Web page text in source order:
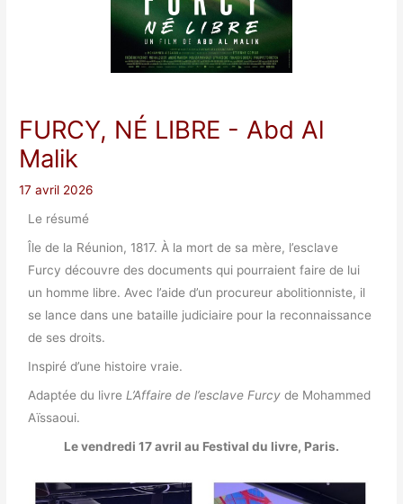
FURCY, NÉ LIBRE - Abd Al
Malik
17 avril 2026
Le résumé
Île de la Réunion, 1817. À la mort de sa mère, l’esclave
Furcy découvre des documents qui pourraient faire de lui
un homme libre. Avec l’aide d’un procureur abolitionniste, il
se lance dans une bataille judiciaire pour la reconnaissance
de ses droits.
Inspiré d’une histoire vraie.
Adaptée du livre L’Affaire de l’esclave Furcy de Mohammed
Aïssaoui.
Le vendredi 17 avril au Festival du livre, Paris.